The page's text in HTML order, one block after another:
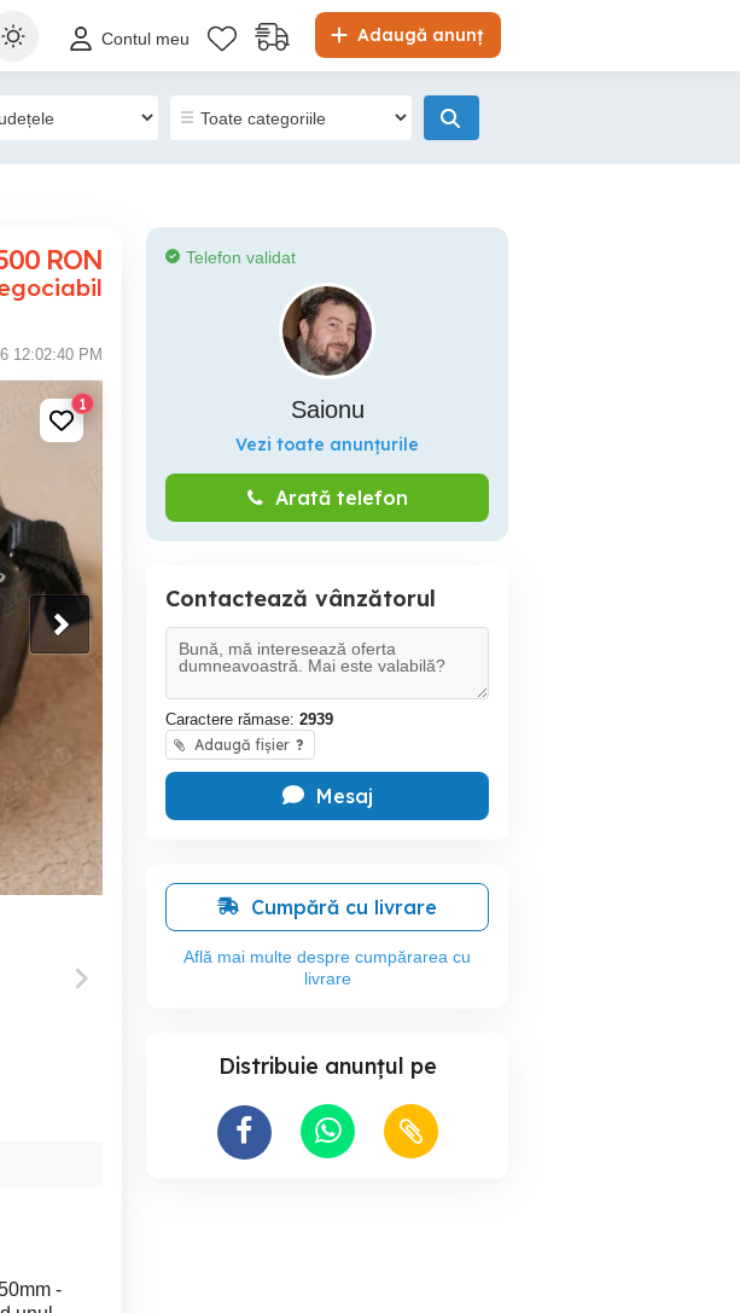
Adaugă anunț
Contul meu
RON
12:02:40 PM
1
-
Telefon validat
Saionu
Vezi toate anunțurile
Arată telefon
Contactează vânzătorul
Caractere rămase: 2939
Adaugă fișier ?
Mesaj
Cumpără cu livrare
Află mai multe despre cumpărarea cu
livrare
Distribuie anunțul pe